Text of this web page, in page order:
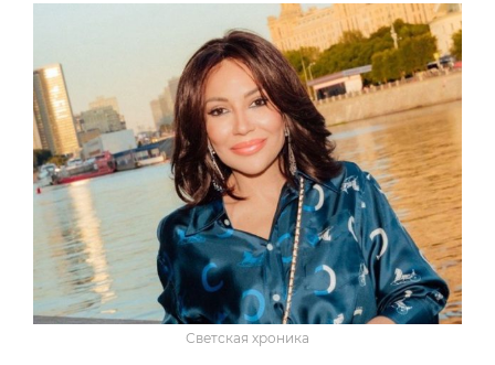
Светская хроника